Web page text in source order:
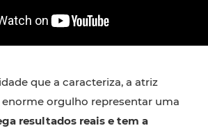
que a caracteriza, a atriz
enorme orgulho representar uma
resultados reais e tem a